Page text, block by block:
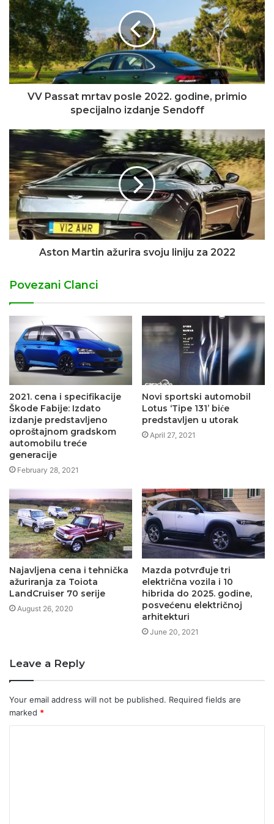
VV Passat mrtav posle 2022. godine, primio
specijalno izdanje Sendoff
Aston Martin ažurira svoju liniju za 2022
Povezani Clanci
2021. cena i specifikacije
Škode Fabije: Izdato
izdanje predstavljeno
oproštajnom gradskom
automobilu treće
generacije
February 28, 2021
Novi sportski automobil
Lotus ‘Tipe 131’ biće
predstavljen u utorak
April 27, 2021
Najavljena cena i tehnička
ažuriranja za Toiota
LandCruiser 70 serije
August 26, 2020
Mazda potvrđuje tri
električna vozila i 10
hibrida do 2025. godine,
posvećenu električnoj
arhitekturi
June 20, 2021
Leave a Reply
Your email address will not be published. Required fields are
marked *